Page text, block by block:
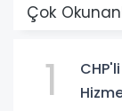
Çok
1